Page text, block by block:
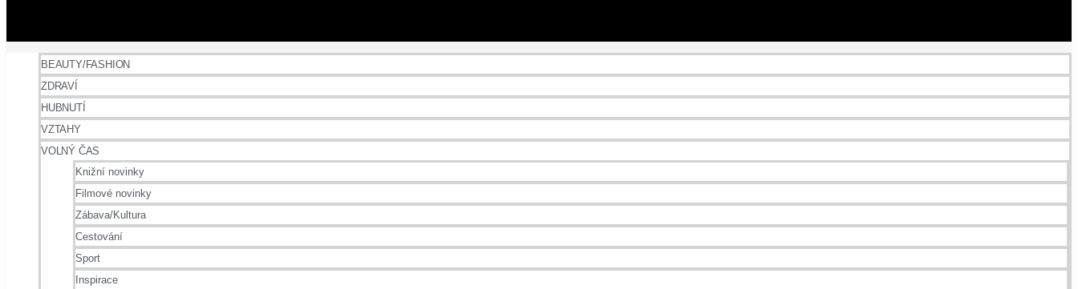
BEAUTY/FASHION
ZDRAVÍ
HUBNUTÍ
VZTAHY
VOLNÝ ČAS
Knižní novinky
Filmové novinky
Zábava/Kultura
Cestování
Sport
Inspirace